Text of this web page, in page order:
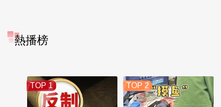
熱播榜
TOP 1 TOP 2